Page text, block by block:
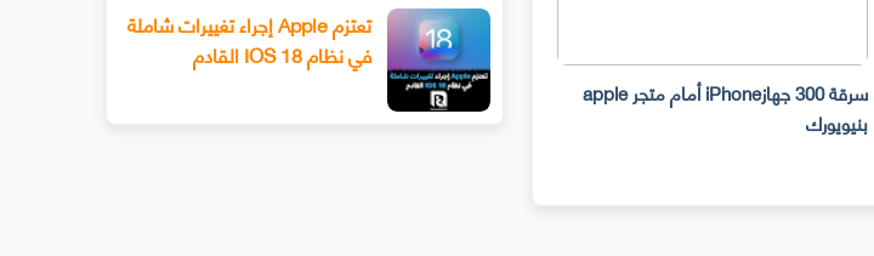
سرقة 300 جهازiPhone أمام متجر apple
بنيويورك تليفوتوغرافي الفيديو المتقدمة باستخدام وضع
تعتزم Apple إجراء تغييرات شاملة
في نظام IOS 18 القادم